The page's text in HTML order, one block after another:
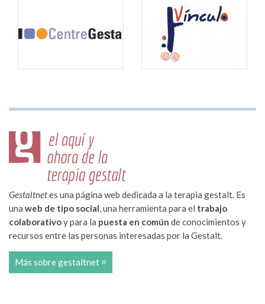
Gestaltnetes una página web dedicada a la terapia gestalt. Es
una web de tipo social, una herramienta para el trabajo
colaborativoy para la puesta en común de conocimientos y
recursos entre las personas interesadas por la Gestalt.
Más sobre gestaltnet